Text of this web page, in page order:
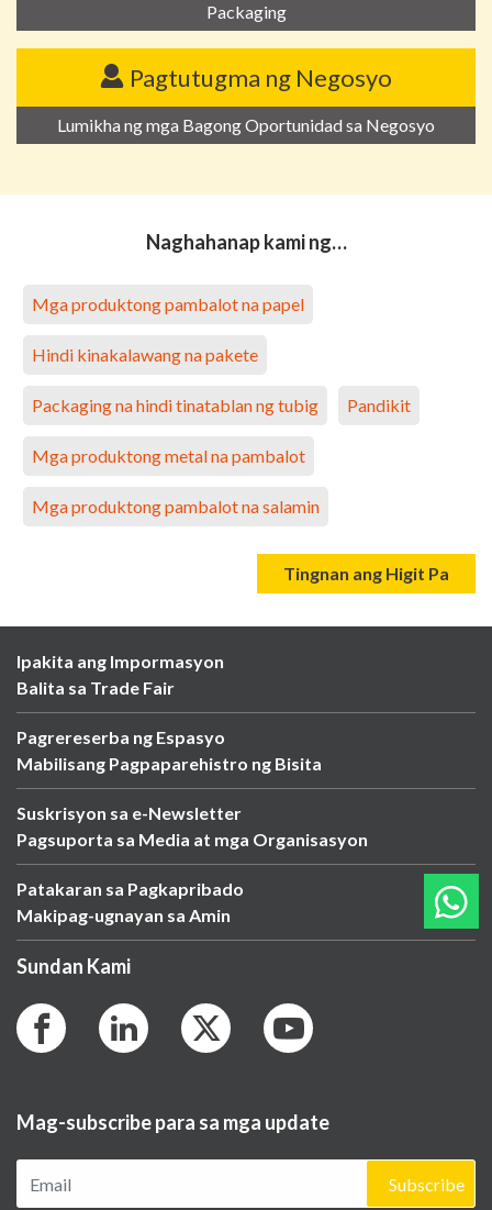
Packaging
Pagtutugma ng Negosyo
Lumikha ng mga Bagong Oportunidad sa Negosyo
Naghahanap kami ng…
Mga produktong pambalot na papel
Hindi kinakalawang na pakete
Packaging na hindi tinatablan ng tubig Pandikit
Mga produktong metal na pambalot
Mga produktong pambalot na salamin
Tingnan ang Higit Pa
Ipakita ang Impormasyon
Balita sa Trade Fair
Pagrereserba ng Espasyo
Mabilisang Pagpaparehistro ng Bisita
Suskrisyon sa e-Newsletter
Pagsuporta sa Media at mga Organisasyon
Patakaran sa Pagkapribado
Makipag-ugnayan sa Amin
Sundan Kami
Mag-subscribe para sa mga update
Subscribe